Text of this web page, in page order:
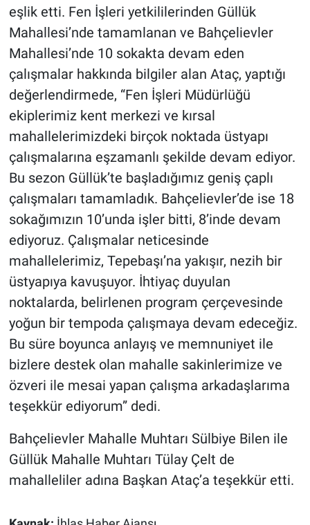
eşlik etti. Fen İşleri yetkililerinden Güllük
Mahallesi’nde tamamlanan ve Bahçelievler
Mahallesi’nde 10 sokakta devam eden
çalışmalar hakkında bilgiler alan Ataç, yaptığı
değerlendirmede, “Fen İşleri Müdürlüğü
ekiplerimiz kent merkezi ve kırsal
mahallelerimizdeki birçok noktada üstyapı
çalışmalarına eşzamanlı şekilde devam ediyor.
Bu sezon Güllük’te başladığımız geniş çaplı
çalışmaları tamamladık. Bahçelievler’de ise 18
sokağımızın 10’unda işler bitti, 8’inde devam
ediyoruz. Çalışmalar neticesinde
mahallelerimiz, Tepebaşı’na yakışır, nezih bir
üstyapıya kavuşuyor. İhtiyaç duyulan
noktalarda, belirlenen program çerçevesinde
yoğun bir tempoda çalışmaya devam edeceğiz.
Bu süre boyunca anlayış ve memnuniyet ile
bizlere destek olan mahalle sakinlerimize ve
özveri ile mesai yapan çalışma arkadaşlarıma
teşekkür ediyorum” dedi.
Bahçelievler Mahalle Muhtarı Sülbiye Bilen ile
Güllük Mahalle Muhtarı Tülay Çelt de
mahalleliler adına Başkan Ataç’a teşekkür etti.